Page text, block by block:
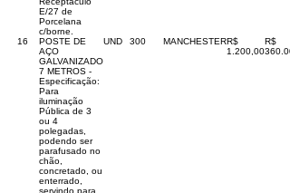
E/27 de
Porcelana
c/borne.
16
POSTE DE
AÇO
GALVANIZADO
7 METROS -
Especificação:
Para
iluminação
Pública de 3
ou 4
polegadas,
podendo ser
parafusado no
chão,
concretado, ou
enterrado,
servindo para
UND 300 MANCHESTERR$
1.200,00
R$